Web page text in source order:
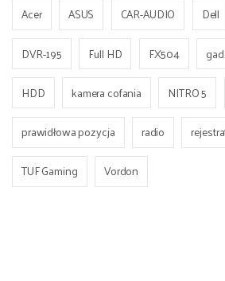
Acer ASUS CAR-AUDIO Dell
DVR-195
Full HD FX504
HDD
kamera cofania NITRO 5
prawidłowa pozycja
radio
TUF Gaming
Vordon